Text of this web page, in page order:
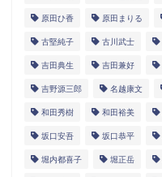
原田ひ香 原田まりる
古堅純子 古川武士
吉田典生 吉田兼好
吉野源三郎 名越康文
和田秀樹 和田裕美
坂口安吾 坂口恭平
堀内都喜子 堀正岳